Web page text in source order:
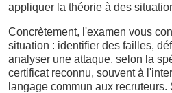
appliquer la théorie à des
Concrètement, l'examen vous
situation : identifier des failles,
analyser une attaque, selon la
certificat reconnu, souvent à
langage commun aux recruteurs.